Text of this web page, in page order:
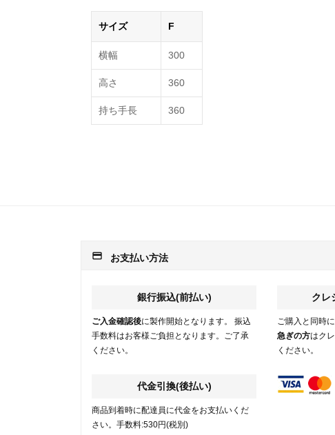
サイズ F
横幅 300
高さ 360
持ち手長 360
payment お支払い方法
銀行振込(前払い)
ご入金確認後に製作開始となります。 振込
手数料はお客様ご負担となります。ご了承
ください。
代金引換(後払い)
商品到着時に配達員に代金をお支払いくだ
さい。手数料:530円(税別)
クレ
ご購入と同時
急ぎの方はク
ください。